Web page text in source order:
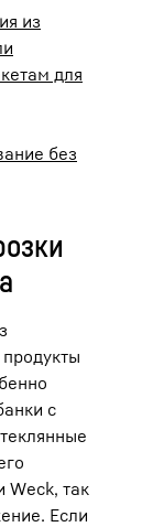
из
для
без
с
Weck, так
Если